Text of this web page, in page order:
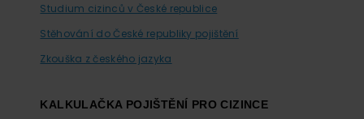
Studium cizinců v České republice
Stěhování do České republiky pojištění
Zkouška z českého jazyka
KALKULAČKA POJIŠTĚNÍ PRO CIZINCE